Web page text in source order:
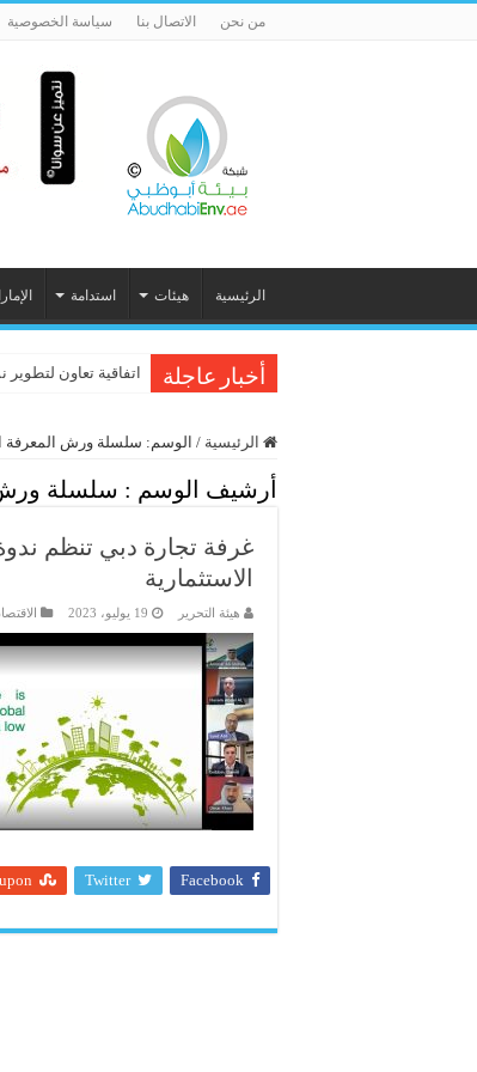
من نحن الاتصال بنا سياسة الخصوصية
الرئيسية هيئات استدامة
أخبار عاجلة اتفاقية تعاون
الرئيسية / الوسم: سلسلة ورش المعرفة
أرشيف الوسم : سلسلة ورش
غرفة تجارة دبي تنظم
الاستثمارية
هيئة التحرير 19 يوليو، 2023
Facebook
Twitter